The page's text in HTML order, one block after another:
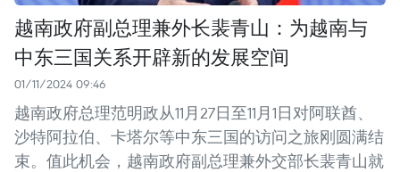
越南政府副总理兼外长裴青山：为越南与
中东三国关系开辟新的发展空间
01/11/2024 09:46
越南政府总理范明政从11月27日至11月1日对阿联酋、
沙特阿拉伯、卡塔尔等中东三国的访问之旅刚圆满结
束。值此机会，越南政府副总理兼外交部长裴青山就